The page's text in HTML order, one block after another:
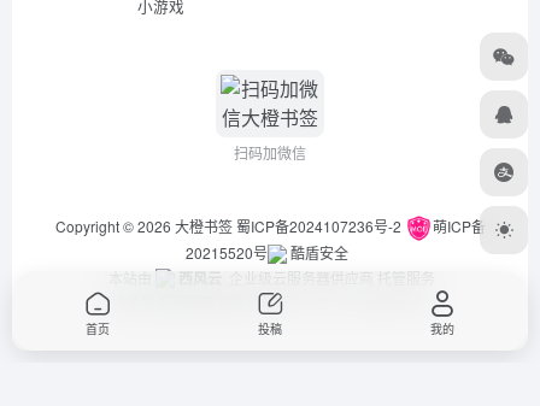
小游戏
扫码加微信
Copyright © 2026 大橙书签 蜀ICP备2024107236号-2
萌ICP备
20215520号
酷盾安全
本站由
西风云 企业级云服务器供应商 托管服务
违法举报/投稿等事物联系邮箱：arch_chen@qq.com
首页 投稿 我的